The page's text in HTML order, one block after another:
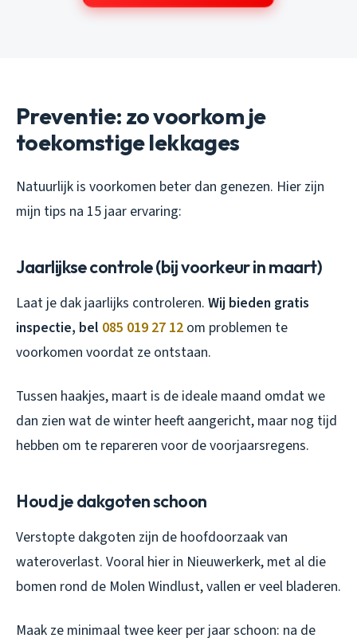
Preventie: zo voorkom je
toekomstige lekkages
Natuurlijk is voorkomen beter dan genezen. Hier zijn
mijn tips na 15 jaar ervaring:
Jaarlijkse controle (bij voorkeur in maart)
Laat je dak jaarlijks controleren. Wij bieden gratis
inspectie, bel 085 019 27 12 om problemen te
voorkomen voordat ze ontstaan.
Tussen haakjes, maart is de ideale maand omdat we
dan zien wat de winter heeft aangericht, maar nog tijd
hebben om te repareren voor de voorjaarsregens.
Houd je dakgoten schoon
Verstopte dakgoten zijn de hoofdoorzaak van
wateroverlast. Vooral hier in Nieuwerkerk, met al die
bomen rond de Molen Windlust, vallen er veel bladeren.
Maak ze minimaal twee keer per jaar schoon: na de